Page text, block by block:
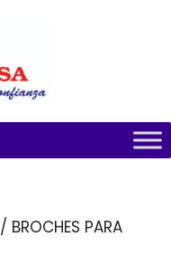
/ BROCHES PARA